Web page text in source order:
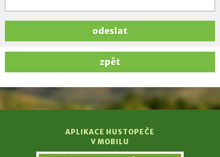
odeslat
zpět
APLIKACE HUSTOPEČE
V MOBILU